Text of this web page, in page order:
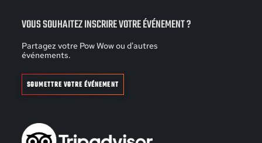
VOUS SOUHAITEZ INSCRIRE VOTRE ÉVÉNEMENT ?
Partagez votre Pow Wow ou d'autres
événements.
SOUMETTRE VOTRE ÉVÉNEMENT